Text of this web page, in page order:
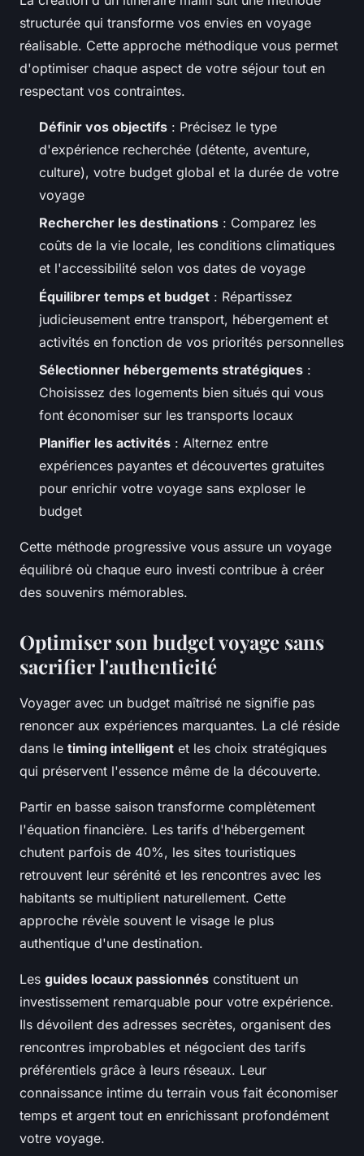
structurée qui transforme vos envies en voyage
réalisable. Cette approche méthodique vous permet
d'optimiser chaque aspect de votre séjour tout en
respectant vos contraintes.
Définir vos objectifs : Précisez le type
d'expérience recherchée (détente, aventure,
culture), votre budget global et la durée de votre
voyage
Rechercher les destinations : Comparez les
coûts de la vie locale, les conditions climatiques
et l'accessibilité selon vos dates de voyage
Équilibrer temps et budget : Répartissez
judicieusement entre transport, hébergement et
activités en fonction de vos priorités personnelles
Sélectionner hébergements stratégiques :
Choisissez des logements bien situés qui vous
font économiser sur les transports locaux
Planifier les activités : Alternez entre
expériences payantes et découvertes gratuites
pour enrichir votre voyage sans exploser le
budget
Cette méthode progressive vous assure un voyage
équilibré où chaque euro investi contribue à créer
des souvenirs mémorables.
Optimiser son budget voyage sans
sacrifier l'authenticité
Voyager avec un budget maîtrisé ne signifie pas
renoncer aux expériences marquantes. La clé réside
dans le timing intelligent et les choix stratégiques
qui préservent l'essence même de la découverte.
Partir en basse saison transforme complètement
l'équation financière. Les tarifs d'hébergement
chutent parfois de 40%, les sites touristiques
retrouvent leur sérénité et les rencontres avec les
habitants se multiplient naturellement. Cette
approche révèle souvent le visage le plus
authentique d'une destination.
Les guides locaux passionnés constituent un
investissement remarquable pour votre expérience.
Ils dévoilent des adresses secrètes, organisent des
rencontres improbables et négocient des tarifs
préférentiels grâce à leurs réseaux. Leur
connaissance intime du terrain vous fait économiser
temps et argent tout en enrichissant profondément
votre voyage.